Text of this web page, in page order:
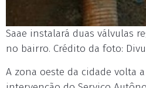
Saae instalará duas válvulas
no bairro. Crédito da foto:
A zona oeste da cidade volta